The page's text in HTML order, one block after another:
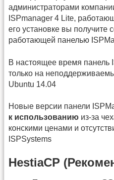
администраторами
ISPmanager 4 Lite,
его установке вы получите
работающей панелью
В настоящее время панель
только на
Ubuntu 14.04
Новые версии панели
к использованию из-за
конскими ценами и
ISPSystems
HestiaCP